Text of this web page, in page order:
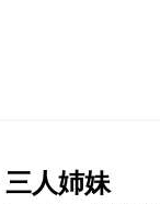
人姉妹